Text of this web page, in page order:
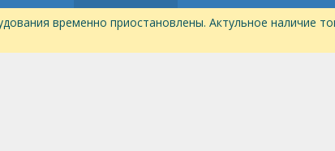
временно приостановлены. Актульное наличие